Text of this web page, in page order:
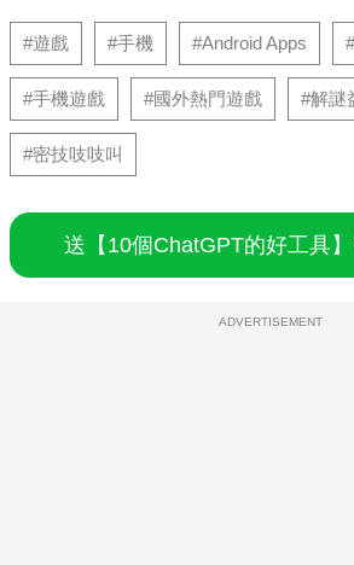
#遊戲 #手機 #Android Apps
#手機遊戲 #國外熱門遊戲 #解謎
#密技吱吱叫
送【10個ChatGPT的好工具
ADVERTISEMENT